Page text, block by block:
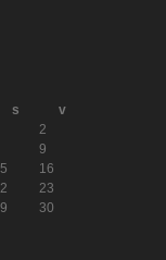
s
v
2
9
16
23
30